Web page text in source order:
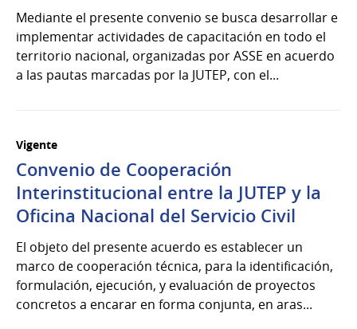
Mediante el presente convenio se busca desarrollar e
implementar actividades de capacitación en todo el
territorio nacional, organizadas por ASSE en acuerdo
a las pautas marcadas por la JUTEP, con el...
Vigente
Convenio de Cooperación
Interinstitucional entre la JUTEP y la
Oficina Nacional del Servicio Civil
El objeto del presente acuerdo es establecer un
marco de cooperación técnica, para la identificación,
formulación, ejecución, y evaluación de proyectos
concretos a encarar en forma conjunta, en aras...